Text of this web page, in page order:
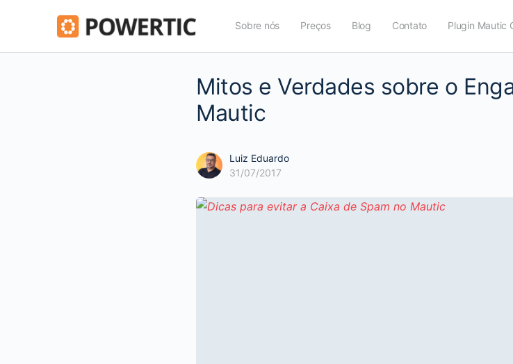
Sobre nós Preços Blog Contato Plugin Mautic
Mitos e Verdades sobre o
Mautic
Luiz Eduardo
31/07/2017